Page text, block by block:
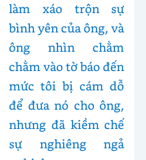
làm xáo trộn sự
bình yên của ông, và
ông nhìn chằm
chằm vào tờ báo đến
mức tôi bị cám dỗ
để đưa nó cho ông,
nhưng đã kiềm chế
sự nghiêng ngả